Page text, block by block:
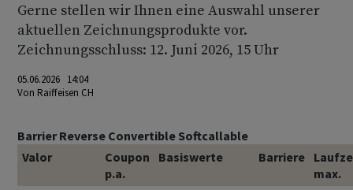
Gerne stellen wir Ihnen eine Auswahl unserer
aktuellen Zeichnungsprodukte vor.
Zeichnungsschluss: 12. Juni 2026, 15 Uhr
05.06.2026 14:04
Von Raiffeisen CH
Barrier Reverse Convertible Softcallable
Valor
Coupon
p.a.
Basiswerte Barriere
max.